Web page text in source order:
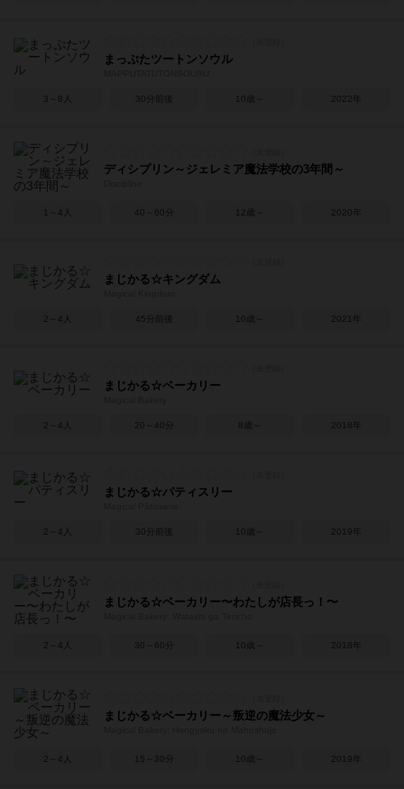
まっぷたツートンソウル
3～8人 30分前後 10歳～ 2022年
ディシプリン～ジェレミア魔法学校の3年間～
1～4人 40～60分 12歳～ 2020年
まじかる☆キングダム
2～4人 45分前後 10歳～ 2021年
まじかる☆ベーカリー
2～4人 20～40分 8歳～ 2018年
まじかる☆パティスリー
2～4人 30分前後 10歳～ 2019年
まじかる☆ベーカリー〜わたしが店長っ！〜
2～4人 30～60分 10歳～ 2018年
まじかる☆ベーカリー～叛逆の魔法少女～
2～4人 15～30分 10歳～ 2019年